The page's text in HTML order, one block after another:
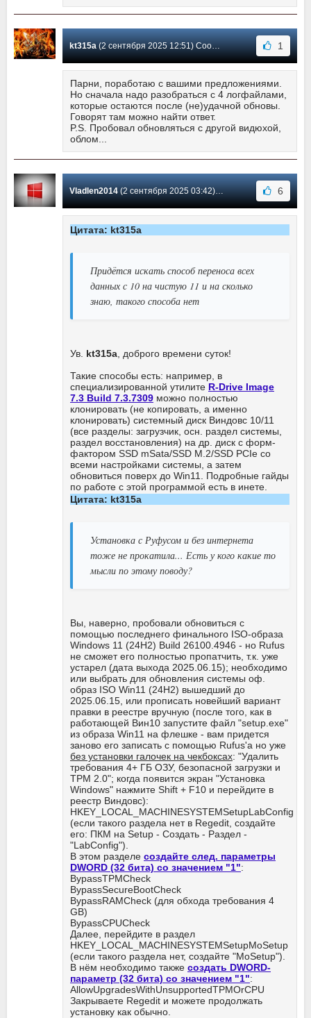
kt315a(2 сентября 2025 12:51) Сообщение #10964 1
Парни, поработаю с вашими предложениями.
Но сначала надо разобраться с 4 логфайлами,
которые остаются после (не)удачной обновы.
Говорят там можно найти ответ.
P.S. Пробовал обновляться с другой видюхой,
облом...
Vladlen2014(2 сентября 2025 03:42) Сообщение #10963 6
Цитата: kt315a
Придётся искать способ переноса всех
данных с 10 на чистую 11 и на сколько
знаю, такого способа нет
Ув. kt315a , доброго времени суток!
Такие способы есть: например, в
специализированной утилите R-Drive Image
7.3 Build 7.3.7309 можно полностью
клонировать (не копировать, а именно
клонировать) системный диск Виндовс 10/11
(все разделы: загрузчик, осн. раздел системы,
раздел восстановления) на др. диск с форм-
фактором SSD mSata/SSD M.2/SSD PCIe со
всеми настройками системы, а затем
обновиться поверх до Win11. Подробные гайды
по работе с этой программой есть в инете.
Цитата: kt315a
Установка с Руфусом и без интернета
тоже не прокатила... Есть у кого какие то
мысли по этому поводу?
Вы, наверно, пробовали обновиться с
помощью последнего финального ISO-образа
Windows 11 (24H2) Build 26100.4946 - но Rufus
не сможет его полностью пропатчить, т.к. уже
устарел (дата выхода 2025.06.15); необходимо
или выбрать для обновления системы оф.
образ ISO Win11 (24H2) вышедший до
2025.06.15, или прописать новейший вариант
правки в реестре вручную (после того, как в
работающей Вин10 запустите файл "setup.exe"
из образа Win11 на флешке - вам придется
заново его записать с помощью Rufus'а но уже
без установки галочек на чекбоксах: "Удалить
требования 4+ ГБ ОЗУ, безопасной загрузки и
ТРМ 2.0"; когда появится экран "Установка
Windows" нажмите Shift + F10 и перейдите в
реестр Виндовс):
HKEY_LOCAL_MACHINESYSTEMSetupLabConfig
(если такого раздела нет в Regedit, создайте
его: ПКМ на Setup - Создать - Раздел -
"LabConfig").
В этом разделе создайте след. параметры
DWORD (32 бита) со значением "1":
BypassTPMCheck
BypassSecureBootCheck
BypassRAMCheck (для обхода требования 4
GB)
BypassCPUCheck
Далее, перейдите в раздел
HKEY_LOCAL_MACHINESYSTEMSetupMoSetup
(если такого раздела нет, создайте "MoSetup").
В нём необходимо также создать DWORD-
параметр (32 бита) со значением "1":
AllowUpgradesWithUnsupportedTPMOrCPU
Закрываете Regedit и можете продолжать
установку как обычно.